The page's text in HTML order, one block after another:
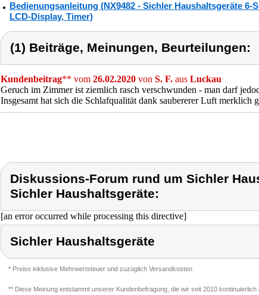
Bedienungsanleitung (NX9482 - Sichler Haushaltsgeräte
LCD-Display, Timer)
(1) Beiträge, Meinungen, Beurteilungen:
Kundenbeitrag** vom 26.02.2020 von S. F. aus Luckau
Geruch im Zimmer ist ziemlich rasch verschwunden - man darf
Insgesamt hat sich die Schlafqualität dank saubererer Luft merklich
Diskussions-Forum rund um Sichler
Sichler Haushaltsgeräte:
[an error occurred while processing this directive]
Sichler Haushaltsgeräte
* Preise inklusive Mehrwertsteuer und zuzüglich Versandkosten
** Diese Meinung entstammt unserer Kundenbefragung, die wir seit 2010